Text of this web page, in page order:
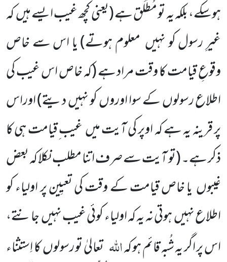
ہوسکے، بلکہ یہ تو مُطْلَق ہے(یعنی کچھ غیب ایسے ہیں کہ
غیرِ رسول کو نہیں معلوم ہوتے)یا اس سے خاص
وقوعِ قیامت کا وقت مراد ہے(کہ خاص اس غیب کی
اطلاع رسولوں کے سوا اوروں کو نہیں دیتے)اوراس
پر قرینہ یہ ہے کہ اوپر کی آیت میں غیب ِقیامت ہی کا
ذکر ہے۔(تو آیت سے صرف اتنا مطلب نکلا کہ بعض
غیبوں یا خاص قیامت کے وقت کی تعیِین پر اولیاء کو
اطلاع نہیں ہوتی نہ یہ کہ اولیاء کوئی غیب نہیں جانتے،
اس پر اگر یہ شُبہ قائم ہو کہاللّٰہ تعالیٰ تو رسولوں کا اِستثناء